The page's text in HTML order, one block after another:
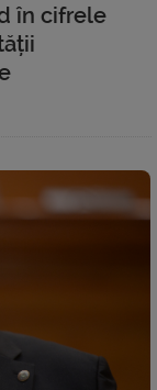
în cifrele